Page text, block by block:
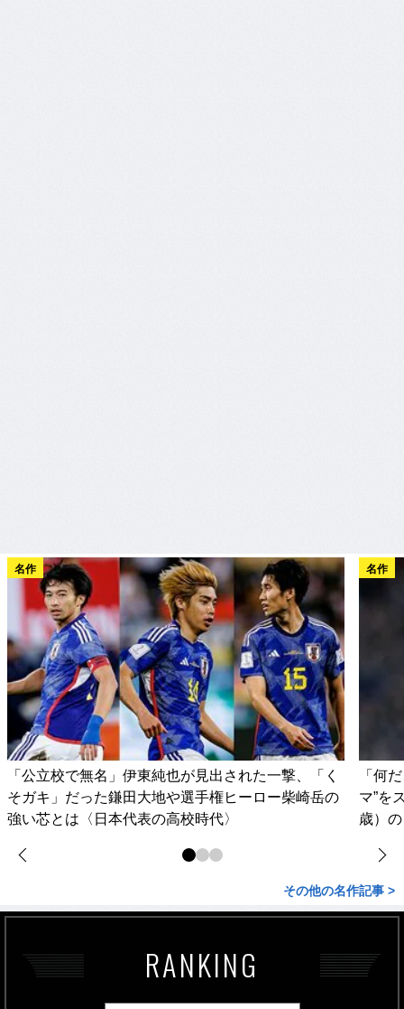
名作
「公立校で無名」伊東純也が見出された一撃、「く
そガキ」だった鎌田大地や選手権ヒーロー柴崎岳の
強い芯とは〈日本代表の高校時代〉
名作
「何
マ”を
歳）
その他の名作記事 >
RANKING